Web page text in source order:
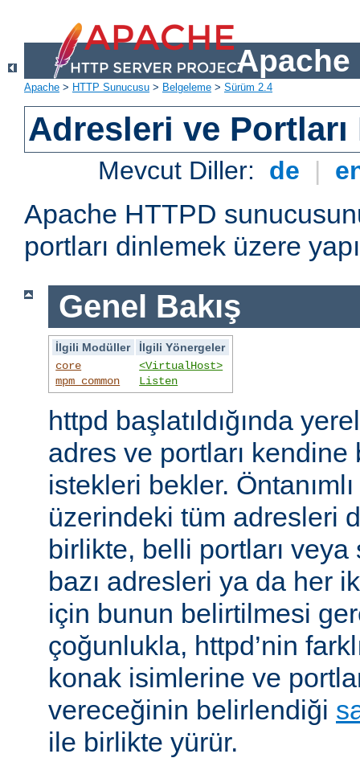
Apache
Apache > HTTP Sunucusu > Belgeleme > Sürüm 2.4
Adresleri ve Portları
Mevcut Diller: de |
Apache HTTPD
portları dinlemek üzere
Genel Bakış
İlgili Modüller
İlgili Yönergeler
core
mpm_common
<VirtualHost>
Listen
httpd başlatıldığında
adres ve portları
istekleri bekler.
üzerindeki tüm adresleri
birlikte, belli portları
bazı adresleri ya da her
için bunun belirtilmesi
çoğunlukla, httpd’nin
konak isimlerine ve
vereceğinin belirlendiği
ile birlikte yürür.